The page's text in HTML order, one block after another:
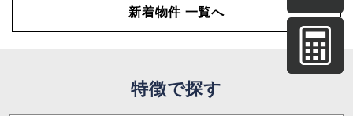
新着物件 一覧へ
特徴で探す